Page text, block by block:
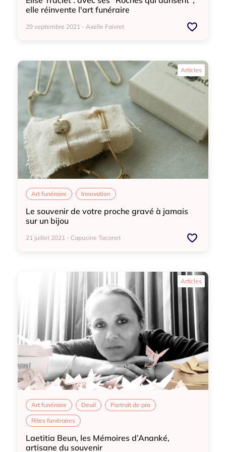
elle réinvente l'art funéraire
29 septembre 2021 - Axelle Faivret
Art funéraire Innovation
Le souvenir de votre proche gravé à jamais
sur un bijou
21 juillet 2021 - Capucine Taconet
Articles
Art funéraire Deuil Portrait de pro
Rites funéraires
Laetitia Beun, les Mémoires d’Ananké,
artisane du souvenir
Articles